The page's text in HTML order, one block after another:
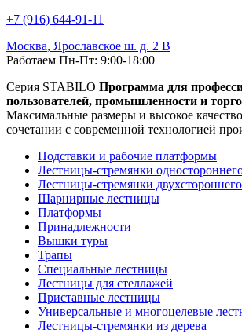
+7 (916) 644-91-11
Москва, Ярославское ш. д. 2 В
Работаем Пн-Пт: 9:00-18:00
Серия STABILO Программа для
пользователей, промышленности и
Максимальные размеры и высокое
сочетании с современной технологией
Подставки и рабочие платформы
Лестницы-стремянки
Лестницы-стремянки
Шарнирные лестницы
Платформы
Принадлежности
Вышки туры
Трапы
Специальные лестницы
Лестницы для стеллажей
Приставные лестницы
Универсальные и многоцелевые
Лестницы-стремянки из дерева